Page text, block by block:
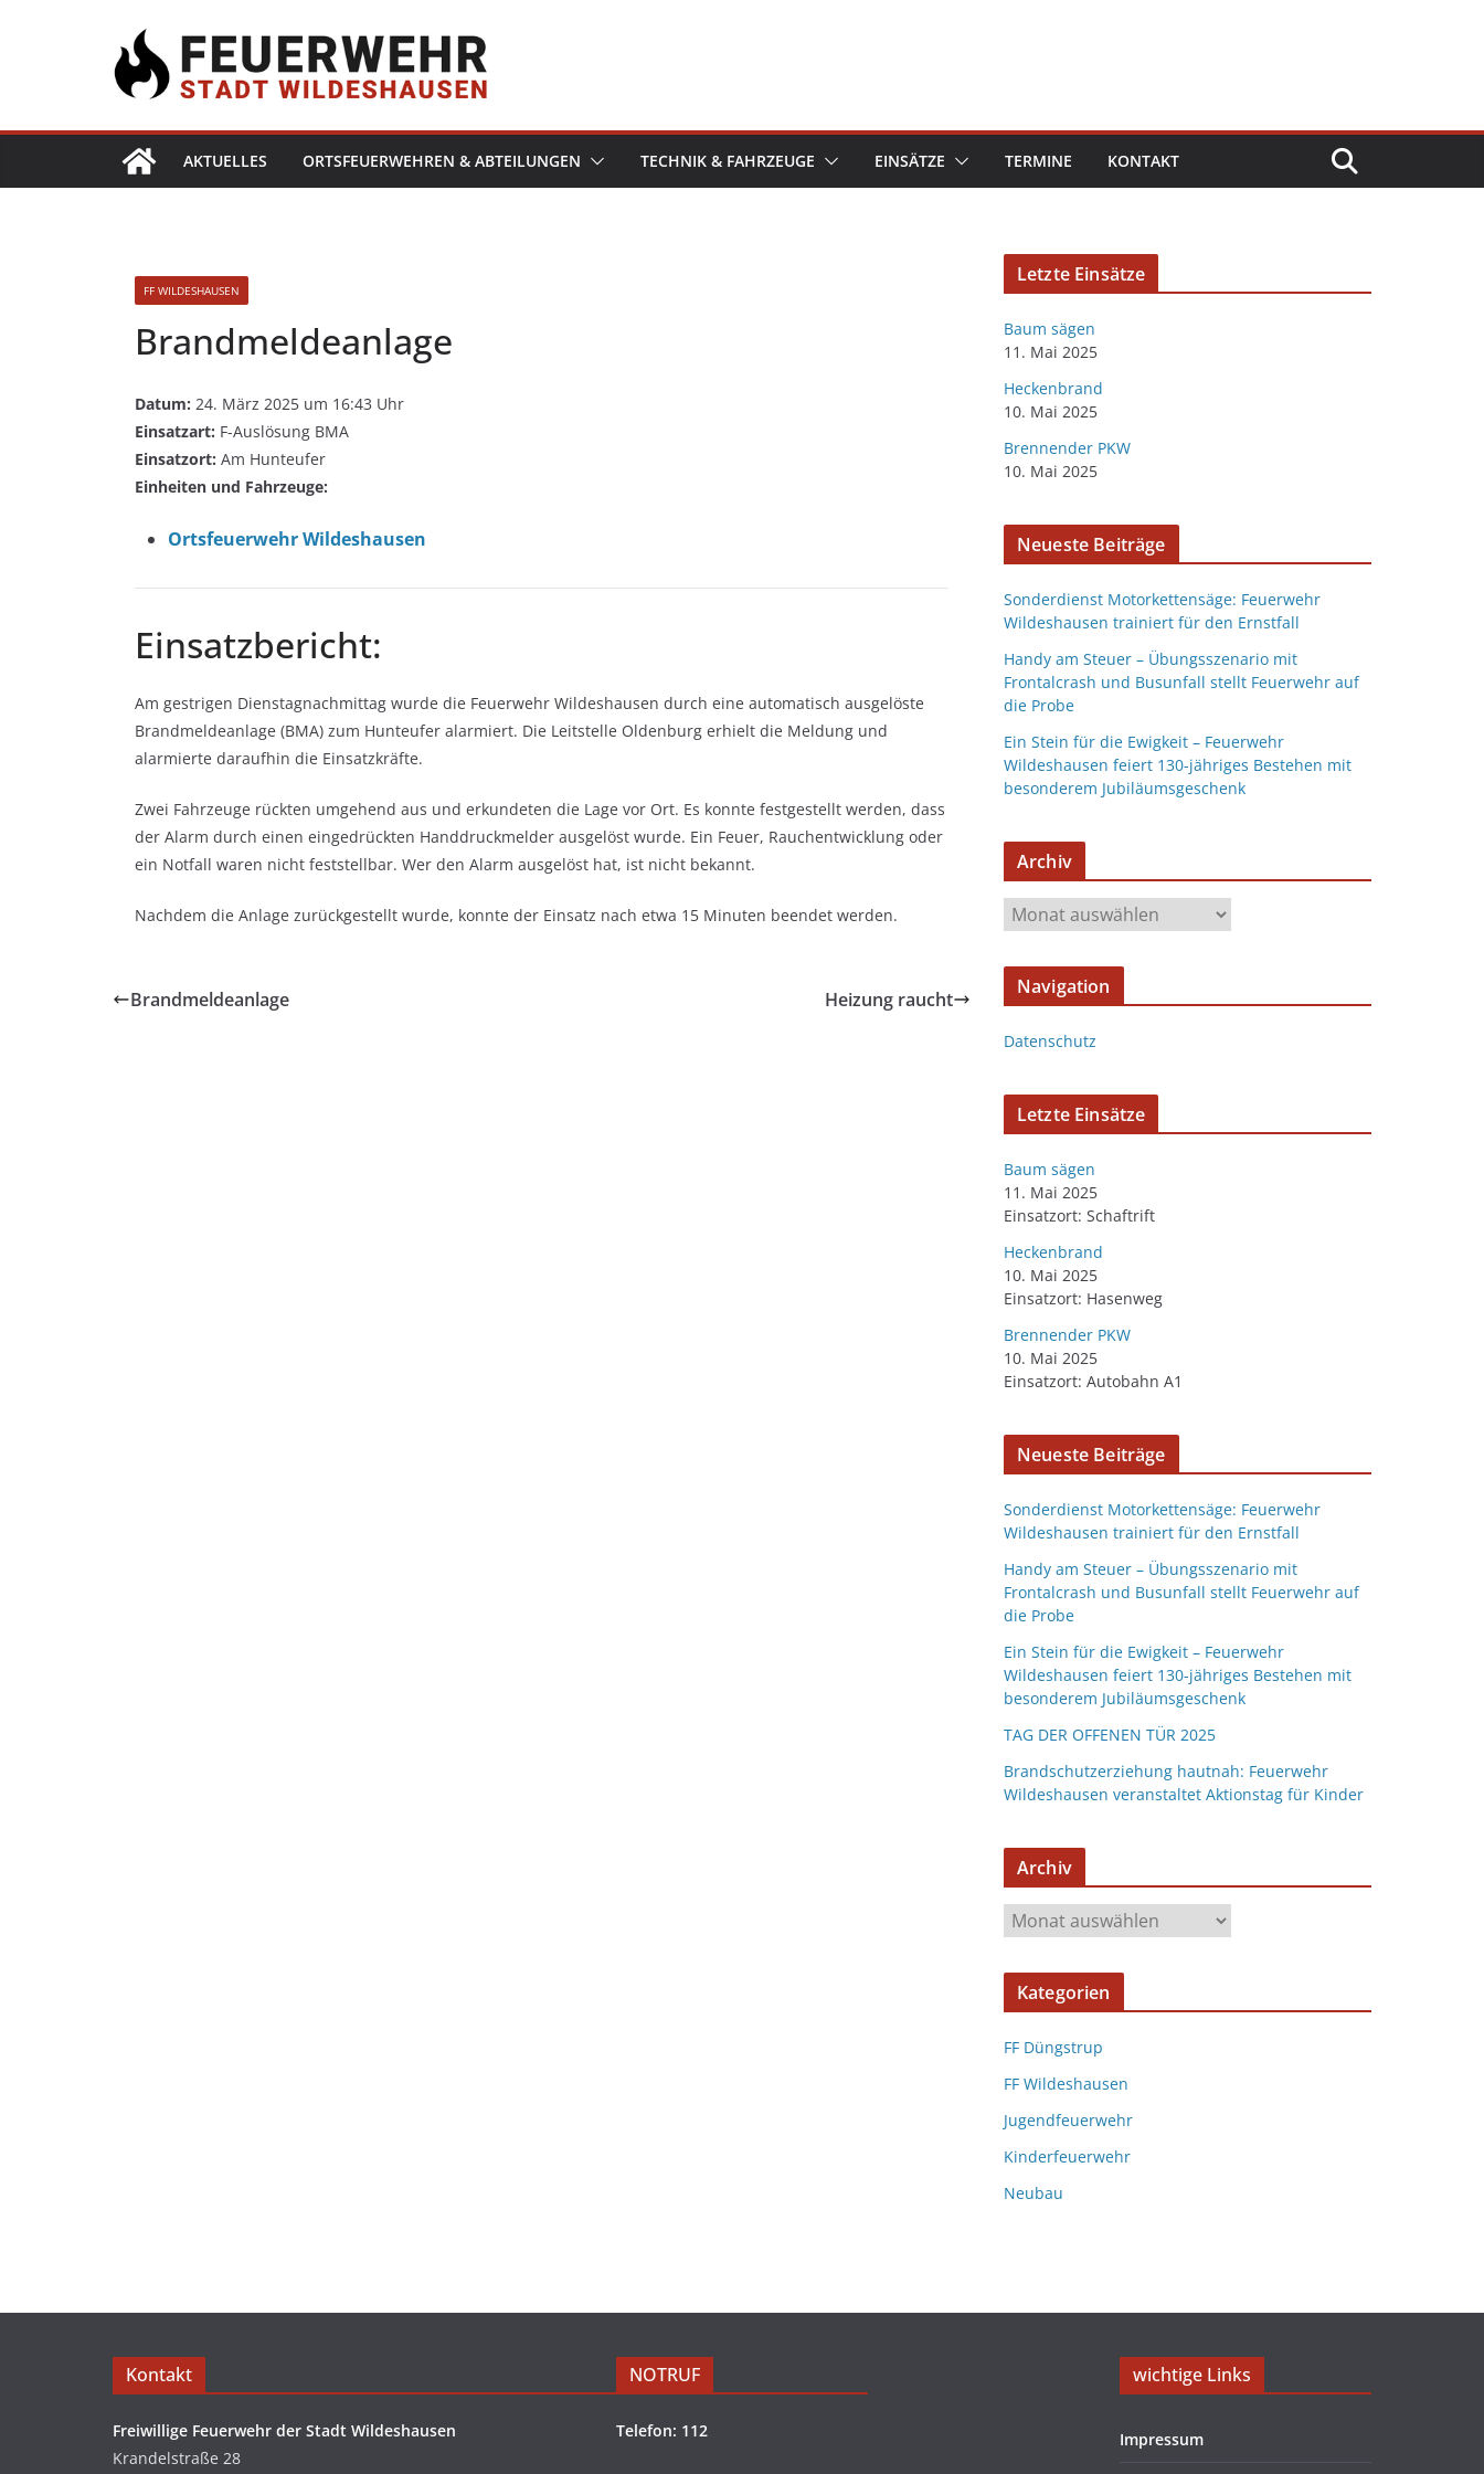
AKTUELLES ORTSFEUERWEHREN & ABTEILUNGEN TECHNIK & FAHRZEUGE EINSÄTZE TERMINE KONTAKT
FF WILDESHAUSEN
Brandmeldeanlage
Datum: 24. März 2025 um 16:43 Uhr
Einsatzart: F-Auslösung BMA
Einsatzort: Am Hunteufer
Einheiten und Fahrzeuge:
Ortsfeuerwehr Wildeshausen
Einsatzbericht:
Am gestrigen Dienstagnachmittag wurde die Feuerwehr Wildeshausen durch eine automatisch ausgelöste
Brandmeldeanlage (BMA) zum Hunteufer alarmiert. Die Leitstelle Oldenburg erhielt die Meldung und
alarmierte daraufhin die Einsatzkräfte.
Zwei Fahrzeuge rückten umgehend aus und erkundeten die Lage vor Ort. Es konnte festgestellt werden, dass
der Alarm durch einen eingedrückten Handdruckmelder ausgelöst wurde. Ein Feuer, Rauchentwicklung oder
ein Notfall waren nicht feststellbar. Wer den Alarm ausgelöst hat, ist nicht bekannt.
Nachdem die Anlage zurückgestellt wurde, konnte der Einsatz nach etwa 15 Minuten beendet werden.
Brandmeldeanlage Heizung raucht
Letzte Einsätze
Baum sägen
11. Mai 2025
Heckenbrand
10. Mai 2025
Brennender PKW
10. Mai 2025
Neueste Beiträge
Sonderdienst Motorkettensäge: Feuerwehr
Wildeshausen trainiert für den Ernstfall
Handy am Steuer – Übungsszenario mit
Frontalcrash und Busunfall stellt Feuerwehr auf
die Probe
Ein Stein für die Ewigkeit – Feuerwehr
Wildeshausen feiert 130-jähriges Bestehen mit
besonderem Jubiläumsgeschenk
Archiv
Navigation
Datenschutz
Letzte Einsätze
Baum sägen
11. Mai 2025
Einsatzort: Schaftrift
Heckenbrand
10. Mai 2025
Einsatzort: Hasenweg
Brennender PKW
10. Mai 2025
Einsatzort: Autobahn A1
Neueste Beiträge
Sonderdienst Motorkettensäge: Feuerwehr
Wildeshausen trainiert für den Ernstfall
Handy am Steuer – Übungsszenario mit
Frontalcrash und Busunfall stellt Feuerwehr auf
die Probe
Ein Stein für die Ewigkeit – Feuerwehr
Wildeshausen feiert 130-jähriges Bestehen mit
besonderem Jubiläumsgeschenk
TAG DER OFFENEN TÜR 2025
Brandschutzerziehung hautnah: Feuerwehr
Wildeshausen veranstaltet Aktionstag für Kinder
Archiv
Kategorien
FF Düngstrup
FF Wildeshausen
Jugendfeuerwehr
Kinderfeuerwehr
Neubau
Kontakt
Freiwillige Feuerwehr der Stadt Wildeshausen
Krandelstraße 28
NOTRUF
Telefon: 112
wichtige Links
Impressum